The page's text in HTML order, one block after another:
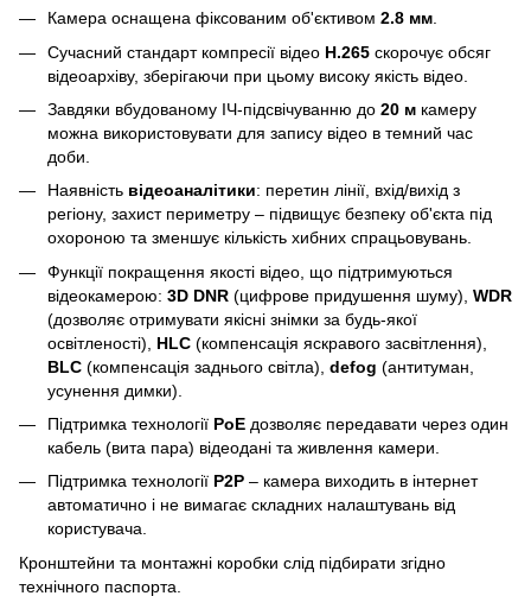
Камера оснащена фіксованим об'єктивом 2.8 мм
Сучасний стандарт компресії відео H.265 скорочує обсяг
відеоархіву, зберігаючи при цьому високу якість відео.
Завдяки вбудованому ІЧ-підсвічуванню до 20 м камеру
можна використовувати для запису відео в темний час
доби.
Наявність відеоаналітики: перетин лінії, вхід/вихід з
регіону, захист периметру – підвищує безпеку об'єкта під
охороною та зменшує кількість хибних спрацьовувань.
Функції покращення якості відео, що підтримуються
відеокамерою: 3D DNR (цифрове придушення шуму), WDR
(дозволяє отримувати якісні знімки за будь-якої
освітленості), HLC (компенсація яскравого засвітлення),
BLC (компенсація заднього світла), defog (антитуман,
усунення димки).
Підтримка технології PoE дозволяє передавати через один
кабель (вита пара) відеодані та живлення камери.
Підтримка технології P2P – камера виходить в інтернет
автоматично і не вимагає складних налаштувань від
користувача.
Кронштейни та монтажні коробки слід підбирати згідно
технічного паспорта.